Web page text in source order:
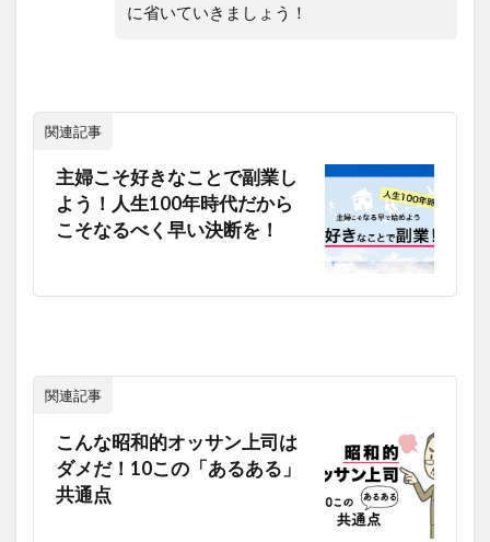
に省いていきましょう！
関連記事
主婦こそ好きなことで副業し
よう！人生100年時代だから
こそなるべく早い決断を！
関連記事
こんな昭和的オッサン上司は
ダメだ！10この「あるある」
共通点